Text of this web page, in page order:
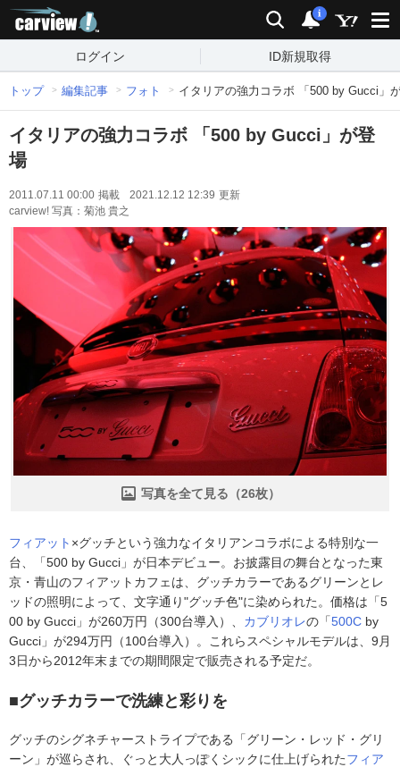
検索 通知
i
ログイン ID新規取得
トップ 編集記事 フォト イタリアの強力コラボ 「500 by Gucci」
イタリアの強力コラボ 「500 by Gucci」が登
場
2011.07.11 00:00 掲載 2021.12.12 12:39 更新
carview! 写真：菊池 貴之
写真を全て見る（26枚）
フィアット ×グッチという強力なイタリアンコラボによる特別な一
台、「500 by Gucci」が日本デビュー。お披露目の舞台となった東
京・青山のフィアットカフェは、グッチカラーであるグリーンとレ
ッドの照明によって、文字通り"グッチ色"に染められた。価格は「5
00 by Gucci」が260万円（300台導入）、 カブリオレの「500C by
Gucci」が294万円（100台導入）。これらスペシャルモデルは、9月
3日から2012年末までの期間限定で販売される予定だ。
■グッチカラーで洗練と彩りを
グッチのシグネチャーストライプである「グリーン・レッド・グリ
ーン」が巡らされ、ぐっと大人っぽくシックに仕上げられたフィア